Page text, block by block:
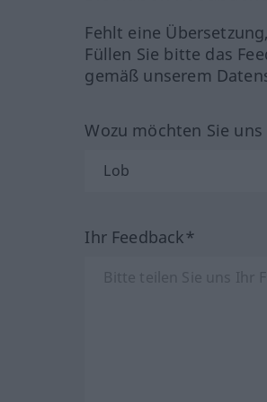
Fehlt eine
Füllen Sie bitte das
gemäß unserem
Wozu möchten Sie
Ihr Feedback*